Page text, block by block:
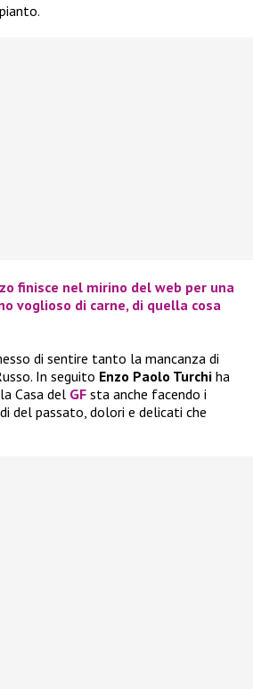
finisce nel mirino del web per una
voglioso di carne, di quella cosa
di sentire tanto la mancanza di
In seguito Enzo Paolo Turchi ha
Casa del GF sta anche facendo i
del passato, dolori e delicati che